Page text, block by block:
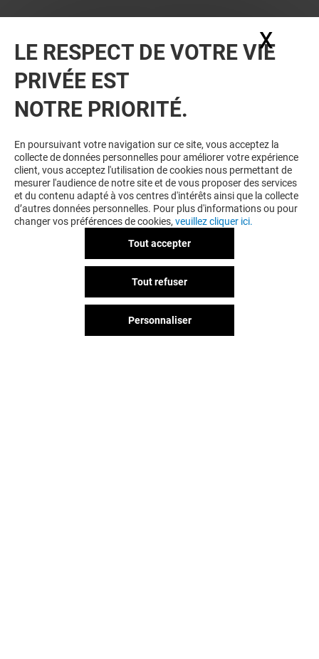
VOUS EN VOULEZ PLUS ? VOUS
AIMEREZ PEUT-ÊTRE
LE RESPECT DE VOTRE VIE
PRIVÉE EST
NOTRE PRIORITÉ.
En poursuivant votre navigation sur ce site, vous acceptez la
collecte de données personnelles pour améliorer votre expérience
client, vous acceptez l'utilisation de cookies nous permettant de
mesurer l'audience de notre site et de vous proposer des services
et du contenu adapté à vos centres d'intérêts ainsi que la collecte
d’autres données personnelles. Pour plus d'informations ou pour
changer vos préférences de cookies, veuillez cliquer ici.
Tout accepter
Tout refuser
Personnaliser
X